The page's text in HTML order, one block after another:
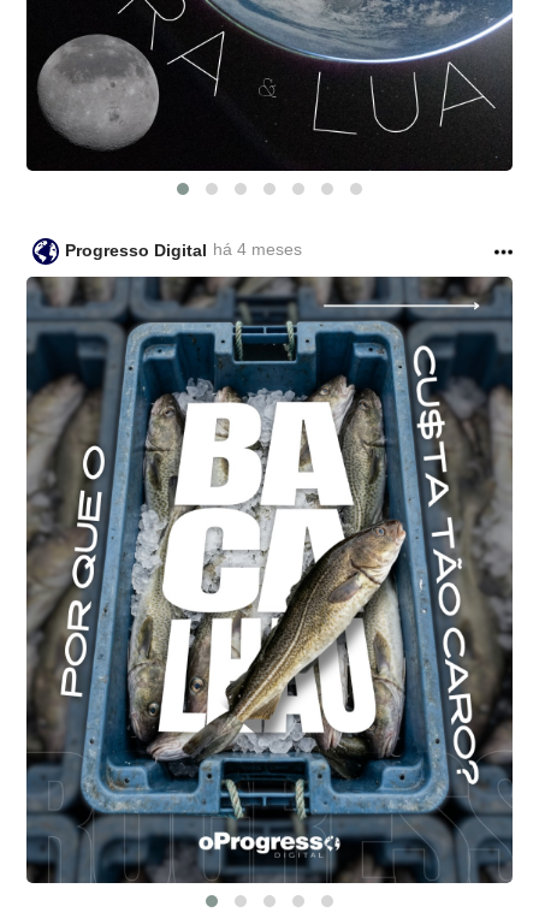
Progresso Digital há 4 meses